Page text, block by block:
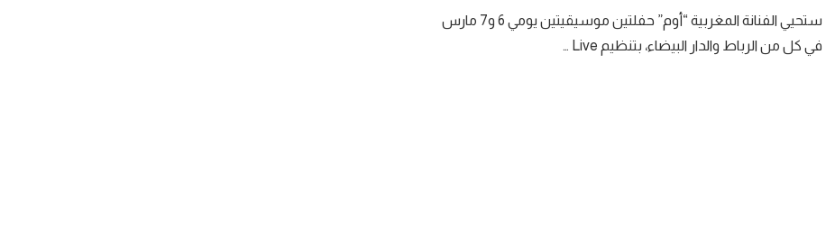
ستحيي الفنانة المغربية “أوم” حفلتين موسيقيتين يومي 6 و7 مارس
في كل من الرباط والدار البيضاء، بتنظيم Live …